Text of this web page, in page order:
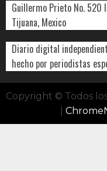
Guillermo Prieto No. 520
Tijuana, Mexico
Diario digital
hecho por periodistas
Copyright © Todos